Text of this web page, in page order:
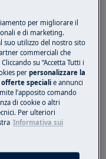
.
seconda
il Servizio
esserci dei
prodotto.
utile?
per migliorare il
e di marketing.
utilizzo del nostro sito
commerciali che
su “Accetta Tutti i
perpersonalizzare la
offerte speciali e annunci
l’apposito comando
di cookie o altri
Per ulteriori
Informativa sui